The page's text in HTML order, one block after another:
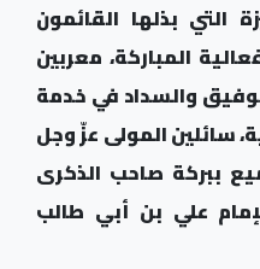
التي بذلها القائمون
المباركة، معربين
والسداد في خدمة
سائلين المولى عزّ وجل
ببركة صاحب الذكرى
علي بن أبي طالب